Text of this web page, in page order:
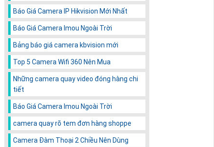
Báo Giá Camera IP Hikvision Mới Nhất
Báo Giá Camera Imou Ngoài Trời
Bảng báo giá camera kbvision mới
Top 5 Camera Wifi 360 Nên Mua
Những camera quay video đóng hàng chi
tiết
Báo Giá Camera Imou Ngoài Trời
camera quay rõ tem đơn hàng shoppe
Camera Đàm Thoại 2 Chiều Nên Dùng